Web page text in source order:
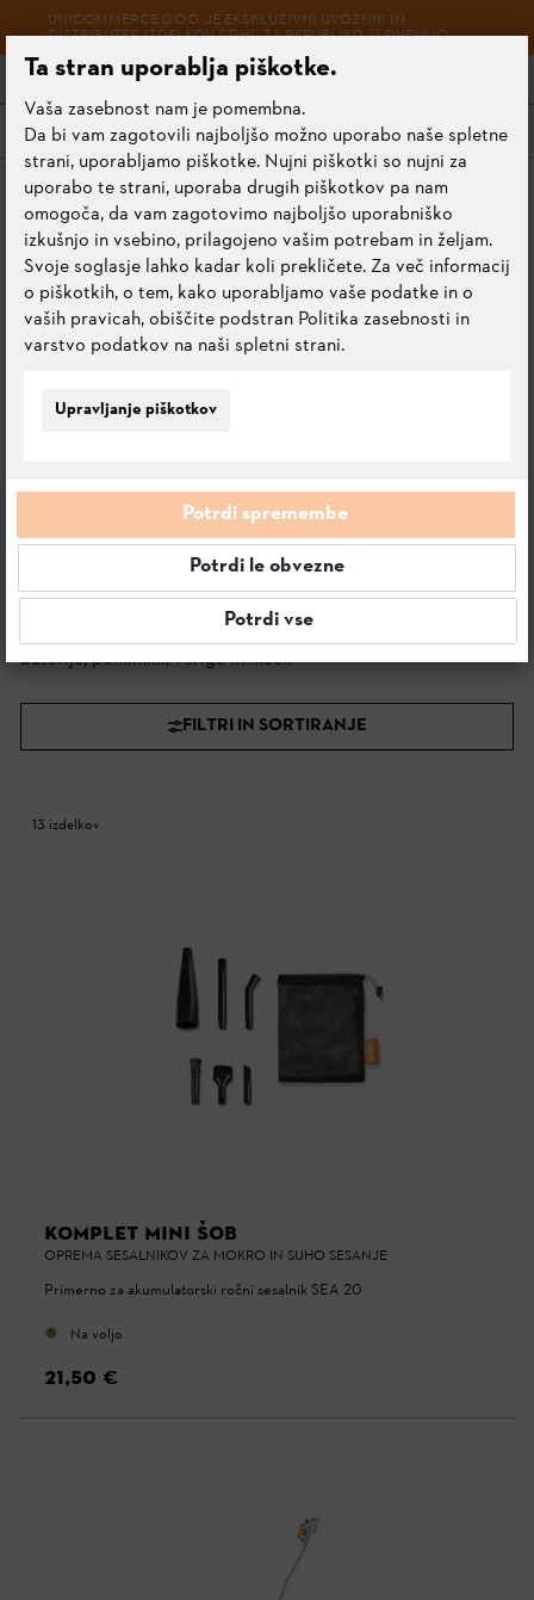
UNICOMMERCE D.O.O. JE EKSKLUZIVNI UVOZNIK IN
DISTRIBUTER IZDELKOV STIHL ZA REPUBLIKO SLOVENIJO.
Meni
Začetna stran
Oprema za naprave
Oprema akumulatorskih naprav
Oprema za akumulatorske naprave sistema AS
AKUMULATORSKE
Tukaj najdete praktično opremo za sistem AS, kot so
baterije, polnilniki, verige in meči.
FILTRI IN SORTIRANJE
13 izdelkov
KOMPLET MINI ŠOB
OPREMA SESALNIKOV ZA MOKRO IN SUHO SESANJE
Primerno za akumulatorski ročni sesalnik SEA 20
Na voljo
21,50 €
Upravljanje piškotkov
Ta stran uporablja piškotke.
Vaša zasebnost nam je pomembna.
Da bi vam zagotovili najboljšo možno uporabo naše spletne
strani, uporabljamo piškotke. Nujni piškotki so nujni za
uporabo te strani, uporaba drugih piškotkov pa nam
omogoča, da vam zagotovimo najboljšo uporabniško
izkušnjo in vsebino, prilagojeno vašim potrebam in željam.
Svoje soglasje lahko kadar koli prekličete. Za več informacij
o piškotkih, o tem, kako uporabljamo vaše podatke in o
vaših pravicah, obiščite podstran Politika zasebnosti in
varstvo podatkov na naši spletni strani.
Potrdi spremembe
Potrdi le obvezne
Potrdi vse